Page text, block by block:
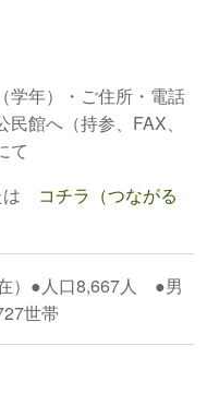
学年）・ご住所・電話
館へ（持参、FAX、
て
は コチラ（つながる
）●人口8,667人 ●男
世帯